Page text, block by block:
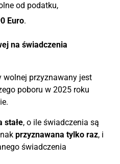
od podatku,
Euro.
na świadczenia
wolnej przyznawany jest
poboru w 2025 roku
stałe, o ile świadczenia są
przyznawana tylko raz, i
świadczenia